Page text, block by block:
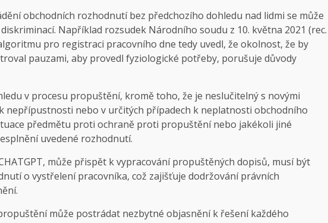
obchodních rozhodnutí bez předchozího dohledu nad lidmi se může
Například rozsudek Národního soudu z 10. května 2021 (rec.
pro registraci pracovního dne tedy uvedl, že okolnost, že by
pauzami, aby provedl fyziologické potřeby, porušuje důvody
v procesu propuštění, kromě toho, že je neslučitelný s novými
nepřípustnosti nebo v určitých případech k neplatnosti obchodního
předmětu proti ochraně proti propuštění nebo jakékoli jiné
uvedené rozhodnutí.
může přispět k vypracování propuštěných dopisů, musí být
o vystřelení pracovníka, což zajišťuje dodržování právních
může postrádat nezbytné objasnění k řešení každého